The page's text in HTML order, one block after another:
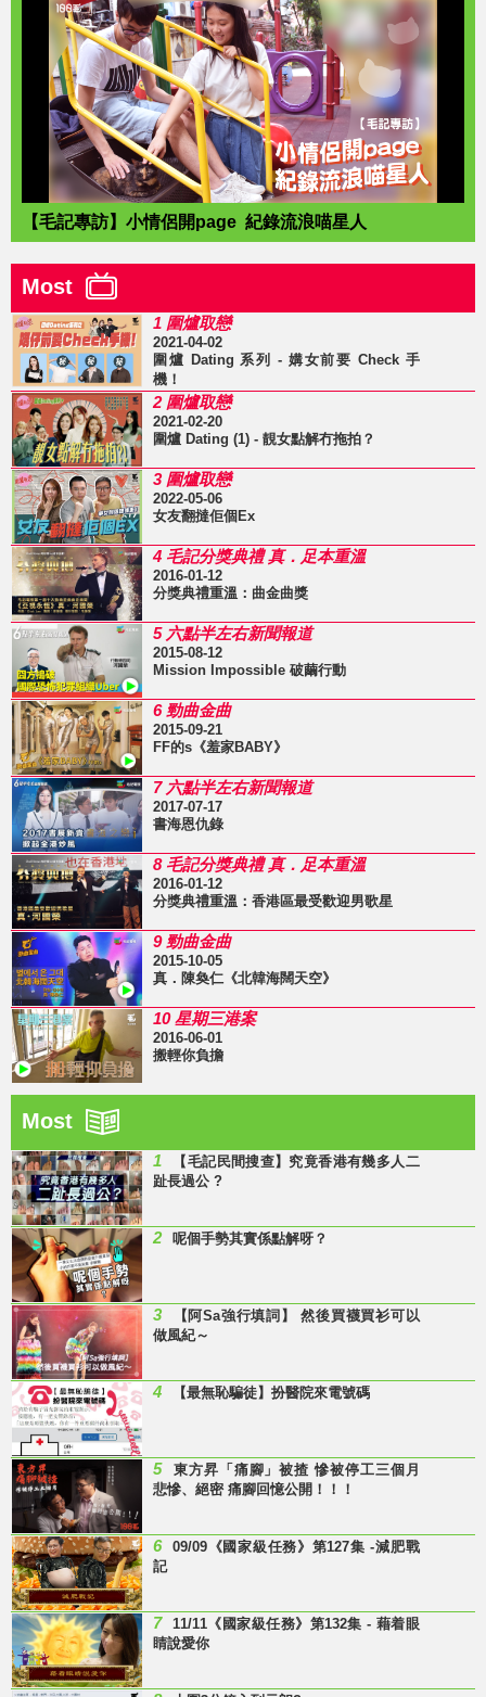
【毛記專訪】小情侶開page 紀錄流浪喵星人
Most
1 圍爐取戀
2021-04-02
圍爐 Dating 系列 - 媾女前要 Check 手
機！
2 圍爐取戀
2021-02-20
圍爐 Dating (1) - 靚女點解冇拖拍？
3 圍爐取戀
2022-05-06
女友翻撻佢個Ex
4 毛記分獎典禮 真．足本重溫
2016-01-12
分獎典禮重溫：曲金曲獎
5 六點半左右新聞報道
2015-08-12
Mission Impossible 破繭行動
6 勁曲金曲
2015-09-21
FF的s《羞家BABY》
7 六點半左右新聞報道
2017-07-17
書海恩仇錄
8 毛記分獎典禮 真．足本重溫
2016-01-12
分獎典禮重溫：香港區最受歡迎男歌星
9 勁曲金曲
2015-10-05
真．陳奐仁《北韓海闊天空》
10 星期三港案
2016-06-01
搬輕你負擔
Most
1
【毛記民間搜查】究竟香港有幾多人二
趾長過公 ?
2 呢個手勢其實係點解呀？
3
【阿Sa強行填詞】 然後買襪買衫可以
做風紀～
4 【最無恥騙徒】扮醫院來電號碼
5
東方昇「痛腳」被揸 慘被停工三個月
悲慘、絕密 痛腳回憶公開！！！
6
09/09《國家級任務》第127集 -減肥戰
記
7
11/11《國家級任務》第132集 - 藉着眼
睛說愛你